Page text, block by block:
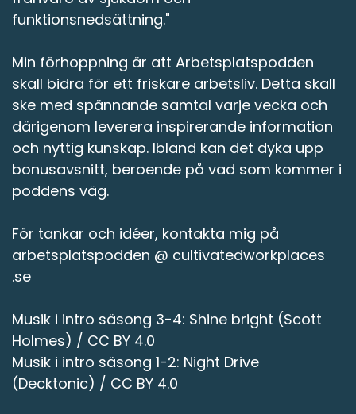
funktionsnedsättning."
Min förhoppning är att Arbetsplatspodden
skall bidra för ett friskare arbetsliv. Detta skall
ske med spännande samtal varje vecka och
därigenom leverera inspirerande information
och nyttig kunskap. Ibland kan det dyka upp
bonusavsnitt, beroende på vad som kommer i
poddens väg.
För tankar och idéer, kontakta mig på
arbetsplatspodden @ cultivatedworkplaces
.se
Musik i intro säsong 3-4: Shine bright (Scott
Holmes) / CC BY 4.0
Musik i intro säsong 1-2: Night Drive
(Decktonic) / CC BY 4.0